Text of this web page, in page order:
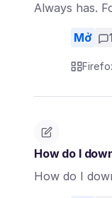
Always has.
Mở
How do I
How do I